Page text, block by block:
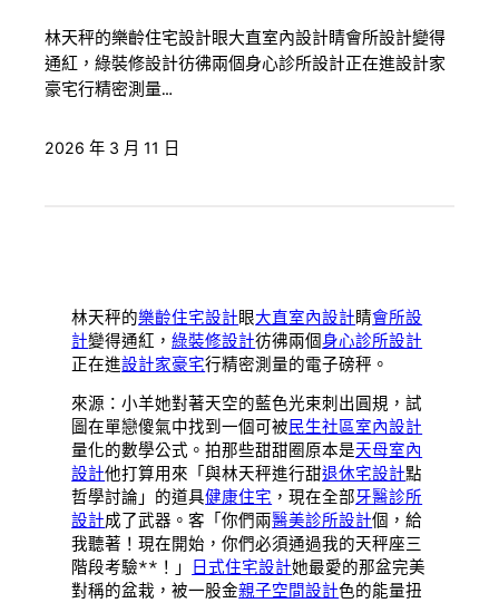
林天秤的樂齡住宅設計眼大直室內設計睛會所設計變得
通紅，綠裝修設計彷彿兩個身心診所設計正在進設計家
豪宅行精密測量…
2026 年 3 月 11 日
林天秤的樂齡住宅設計眼大直室內設計睛會所設
計變得通紅，綠裝修設計彷彿兩個身心診所設計
正在進設計家豪宅行精密測量的電子磅秤。
來源：小羊她對著天空的藍色光束刺出圓規，試
圖在單戀傻氣中找到一個可被民生社區室內設計
量化的數學公式。拍那些甜甜圈原本是天母室內
設計他打算用來「與林天秤進行甜退休宅設計點
哲學討論」的道具健康住宅 ，現在全部牙醫診所
設計成了武器。客「你們兩醫美診所設計個，給
我聽著！現在開始，你們必須通過我的天秤座三
階段考驗**！」
日式住宅設計她最愛的那盆完美
對稱的盆栽，被一股金親子空間設計色的能量扭